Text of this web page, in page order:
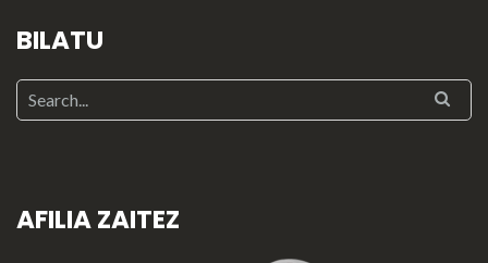
BILATU
AFILIA ZAITEZ